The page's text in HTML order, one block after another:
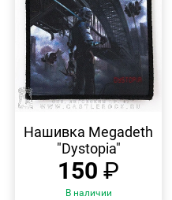
ПРОСМОТР
Нашивка Megadeth
"Dystopia"
150 ₽
В наличии